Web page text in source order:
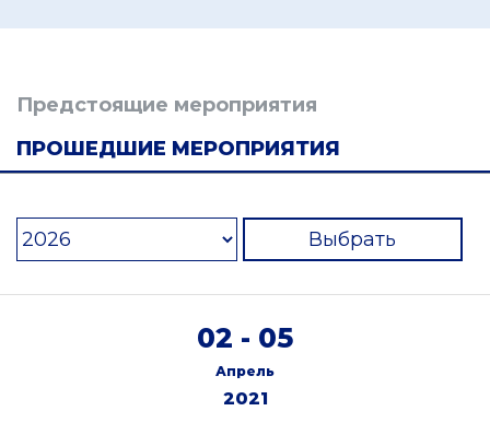
Предстоящие мероприятия
ПРОШЕДШИЕ МЕРОПРИЯТИЯ
Выбрать
02 - 05
Апрель
2021